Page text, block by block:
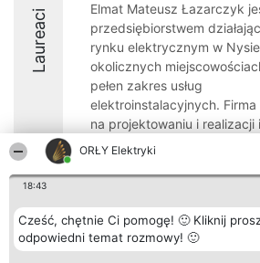
ORŁY Elektryki
18:43
Cześć, chętnie Ci pomogę! 🙂 Kliknij
odpowiedni temat rozmowy! 🙂
Laureaci
Elmat Mateusz Łazarczyk
przedsiębiorstwem
rynku elektrycznym w
okolicznych
pełen zakres usług
elektroinstalacyjnych. Firma
na projektowaniu i realizacji
9.1
Organizator plebiscytu
Bright Side Solutions sp. z o.
o. sp. k.
Plebiscyt
Laureaci
Lista